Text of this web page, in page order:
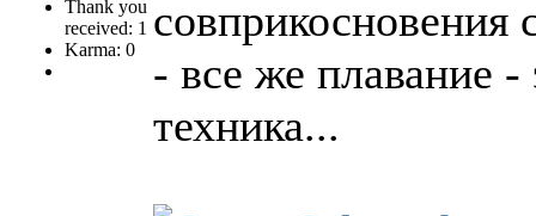
Thank you
received: 1
Karma: 0
совприкосновения
- все же плавание -
техника...